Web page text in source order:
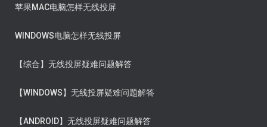
苹果MAC电脑怎样无线投屏
WINDOWS电脑怎样无线投屏
【综合】无线投屏疑难问题解答
【WINDOWS】无线投屏疑难问题解答
【ANDROID】无线投屏疑难问题解答